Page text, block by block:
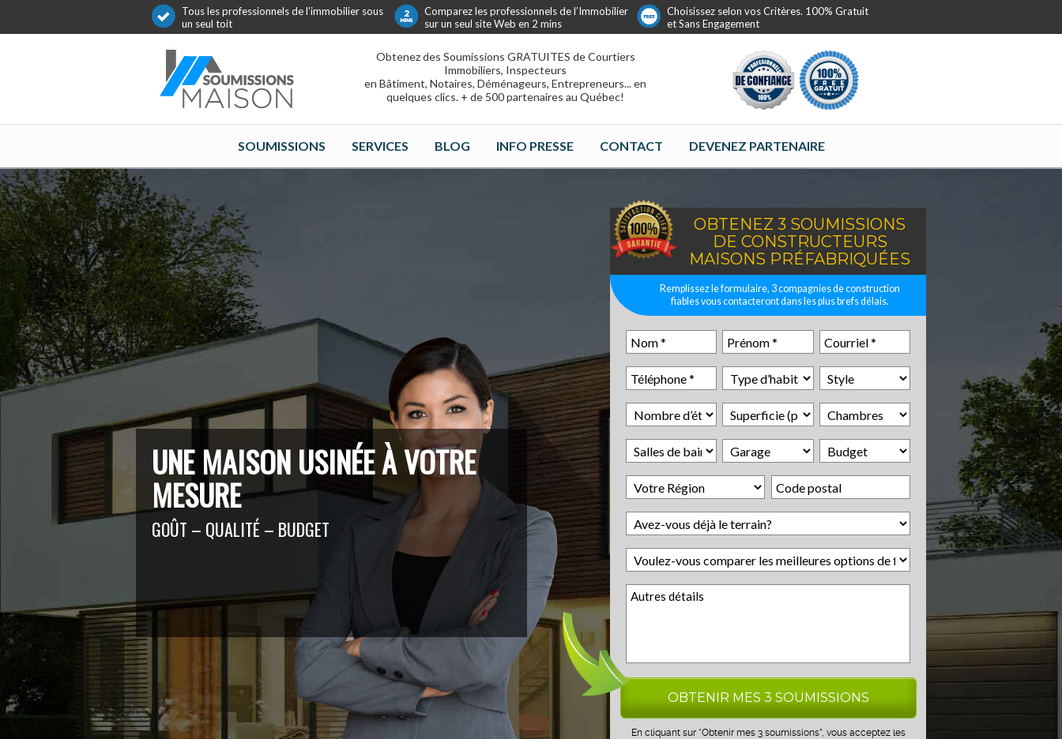
Tous les professionnels de l’immobilier sous
un seul toit
Comparez les professionnels de l’Immobilier
sur un seul site Web en 2 mins
Choisissez selon vos Critères. 100% Gratuit
et Sans Engagement
Obtenez des Soumissions GRATUITES de Courtiers
Immobiliers, Inspecteurs
en Bâtiment, Notaires, Déménageurs, Entrepreneurs... en
quelques clics. + de 500 partenaires au Québec!
SOUMISSIONS SERVICES BLOG INFO PRESSE CONTACT DEVENEZ PARTENAIRE
UNE MAISON USINÉE À VOTRE
MESURE
GOÛT – QUALITÉ – BUDGET
OBTENEZ 3 SOUMISSIONS
DE CONSTRUCTEURS
MAISONS PRÉFABRIQUÉES
Remplissez le formulaire, 3 compagnies de construction
fiables vous contacteront dans les plus brefs délais.
En cliquant sur “Obtenir mes 3 soumissions”, vous acceptez les